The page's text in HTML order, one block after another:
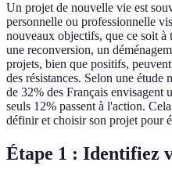
Un projet de nouvelle vie est
personnelle ou professionnelle
nouveaux objectifs, que ce soit à
une reconversion, un
projets, bien que positifs,
des résistances. Selon une étude
de 32% des Français
seuls 12% passent à l'action.
définir et choisir son projet pour
Étape 1 : Identifiez